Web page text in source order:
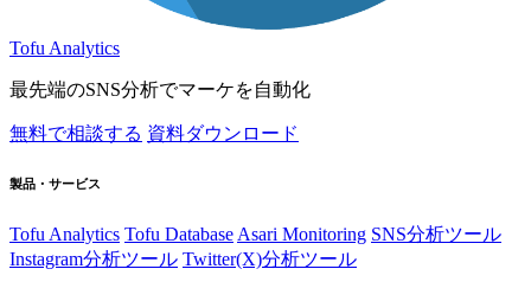
Tofu Analytics
最先端のSNS分析でマーケを自動化
無料で相談する 資料ダウンロード
製品・サービス
Tofu Analytics Tofu Database Asari Monitoring SNS分析ツール
Instagram分析ツール Twitter(X)分析ツール